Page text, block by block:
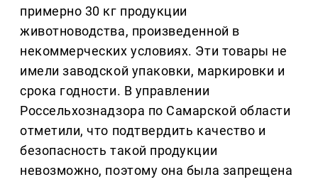
примерно 30 кг продукции
животноводства, произведенной в
некоммерческих условиях. Эти товары не
имели заводской упаковки, маркировки и
срока годности. В управлении
Россельхознадзора по Самарской области
отметили, что подтвердить качество и
безопасность такой продукции
невозможно, поэтому она была запрещена